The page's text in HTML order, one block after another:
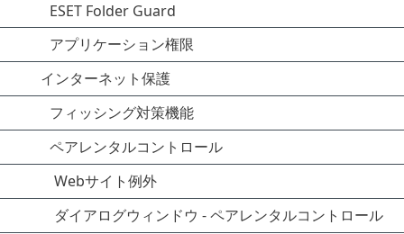
ESET Folder Guard
アプリケーション権限
インターネット保護
フィッシング対策機能
ペアレンタルコントロール
Webサイト例外
ダイアログウィンドウ - ペアレンタルコントロール